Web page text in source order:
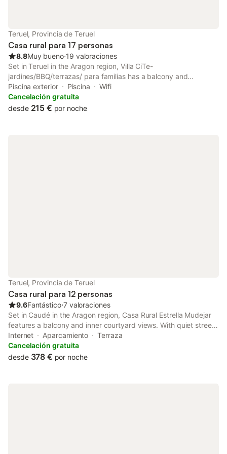
Teruel, Provincia de Teruel
Casa rural para 17 personas
8.8Muy bueno⋅19 valoraciones
Set in Teruel in the Aragon region, Villa CiTe-
jardines/BBQ/terrazas/ para familias has a balcony and
mountain views. This villa features a private pool, a garden,
barbecue facilities, free WiFi and free private parking.
Piscina exterior Piscina
Wifi
Cancelación gratuita
desde 215 € por noche
Teruel, Provincia de Teruel
Casa rural para 12 personas
9.6Fantástico⋅7 valoraciones
Set in Caudé in the Aragon region, Casa Rural Estrella Mudejar
features a balcony and inner courtyard views. With quiet street
views, this accommodation offers a patio.
Internet Aparcamiento
Terraza
Cancelación gratuita
desde 378 € por noche